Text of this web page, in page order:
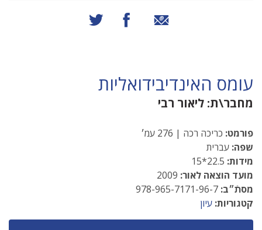
שיתוף באמצעות אימייל
שיתוף בפייסבוק
עומס האינדיבידואליות
מחבר\ת: ליאור רבי
פורמט: כריכה רכה | 276 עמ׳
שפה: עברית
מידות:
מועד הוצאה לאור:
מסתֿ״ב:
קטגוריות: עיון